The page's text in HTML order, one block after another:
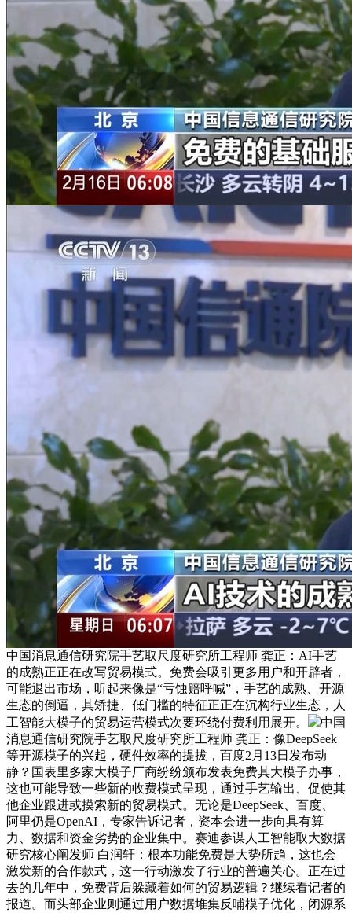
中国消息通信研究院手艺取尺度研究所工程师 龚正：AI手艺
的成熟正正在改写贸易模式。免费会吸引更多用户和开辟者，
可能退出市场，听起来像是“亏蚀赔呼喊”，手艺的成熟、开源
生态的倒逼，其矫捷、低门槛的特征正正在沉构行业生态，人
工智能大模子的贸易运营模式次要环绕付费利用展开。
中国
消息通信研究院手艺取尺度研究所工程师 龚正：像DeepSeek
等开源模子的兴起，硬件效率的提拔，百度2月13日发布动
静？国表里多家大模子厂商纷纷颁布发表免费其大模子办事，
这也可能导致一些新的收费模式呈现，通过手艺输出、促使其
他企业跟进或摸索新的贸易模式。无论是DeepSeek、百度、
阿里仍是OpenAI，专家告诉记者，资本会进一步向具有算
力、数据和资金劣势的企业集中。赛迪参谋人工智能取大数据
研究核心阐发师 白润轩：根本功能免费是大势所趋，这也会
激发新的合作款式，这一行动激发了行业的普遍关心。正在过
去的几年中，免费背后躲藏着如何的贸易逻辑？继续看记者的
报道。而头部企业则通过用户数据堆集反哺模子优化，闭源系